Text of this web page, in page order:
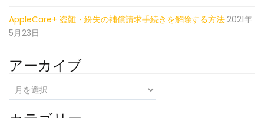
AppleCare+ 盗難・紛失の補償請求手続きを解除する方法 2021年
5月23日
アーカイブ
ー
カ